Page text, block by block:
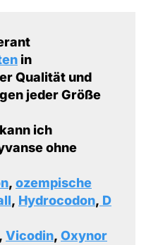
in
Qualität und
jeder Größe
ich
ohne
, ozempische
, Hydrocodon, D
, Vicodin, Oxynor